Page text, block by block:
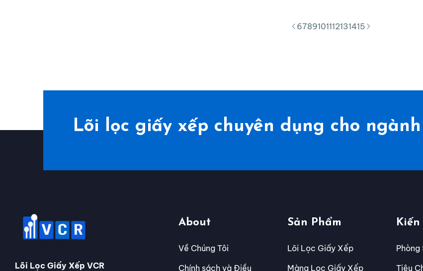
6789101112131415
Lõi lọc giấy xếp chuyên dụng cho ngành
Lõi Lọc Giấy Xếp VCR
About
Về Chúng Tôi
Chính sách và Điều
Sản Phẩm
Lõi Lọc Giấy Xếp
Màng Lọc Giấy Xếp
Kiến
Phòng
Tiêu